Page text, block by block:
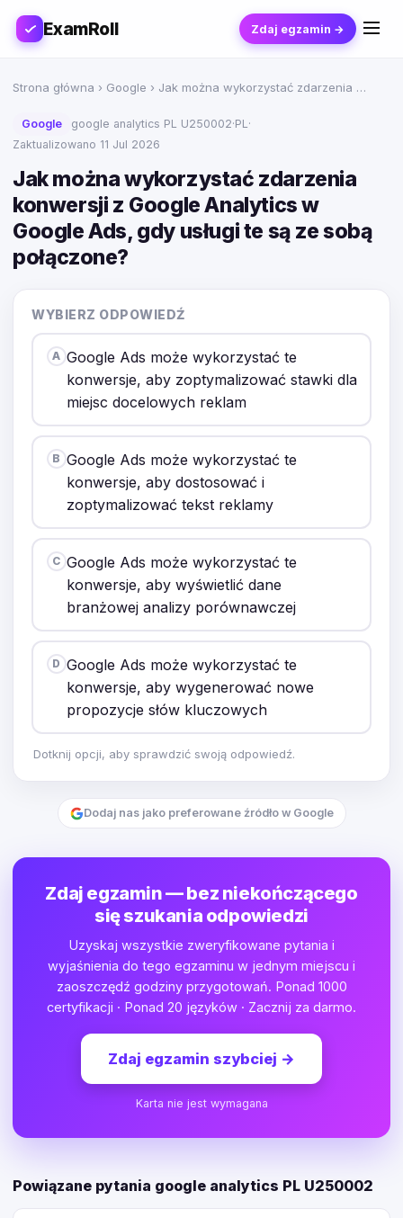
ExamRoll Zdaj egzamin →
Strona główna › Google › Jak można wykorzystać zdarzenia …
Google google analytics PL U250002·PL·
Zaktualizowano 11 Jul 2026
Jak można wykorzystać zdarzenia
konwersji z Google Analytics w
Google Ads, gdy usługi te są ze sobą
połączone?
WYBIERZ ODPOWIEDŹ
A Google Ads może wykorzystać te
konwersje, aby zoptymalizować stawki dla
miejsc docelowych reklam
B Google Ads może wykorzystać te
konwersje, aby dostosować i
zoptymalizować tekst reklamy
C Google Ads może wykorzystać te
konwersje, aby wyświetlić dane
branżowej analizy porównawczej
D Google Ads może wykorzystać te
konwersje, aby wygenerować nowe
propozycje słów kluczowych
Dotknij opcji, aby sprawdzić swoją odpowiedź.
Dodaj nas jako preferowane źródło w Google
Zdaj egzamin — bez niekończącego
się szukania odpowiedzi
Uzyskaj wszystkie zweryfikowane pytania i
wyjaśnienia do tego egzaminu w jednym miejscu i
zaoszczędź godziny przygotowań. Ponad 1000
certyfikacji · Ponad 20 języków · Zacznij za darmo.
Zdaj egzamin szybciej →
Karta nie jest wymagana
Powiązane pytania google analytics PL U250002